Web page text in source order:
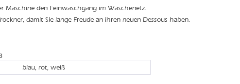
Maschine den Feinwaschgang im Wäschenetz.
damit Sie lange Freude an ihren neuen Dessous haben.
blau, rot, weiß